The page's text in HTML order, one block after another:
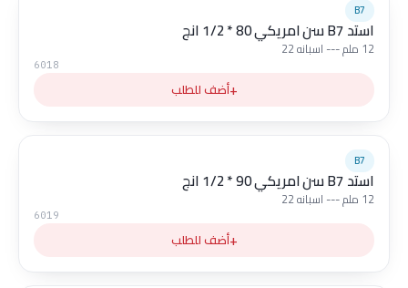
B7
استد B7 سن امريكي 80 * 1/2 انج
12 ملم --- اسبانه 22
6018
+أضف للطلب
B7
استد B7 سن امريكي 90 * 1/2 انج
12 ملم --- اسبانه 22
6019
+أضف للطلب